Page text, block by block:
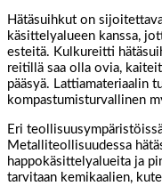
Hätäsuihkut on
käsittelyalueen kanssa,
esteitä. Kulkureitti
reitillä saa olla ovia,
pääsyä. Lattiamateriaalin
kompastumisturvallinen
Eri
Metalliteollisuudessa
happokäsittelyalueita ja
tarvitaan kemikaalien,